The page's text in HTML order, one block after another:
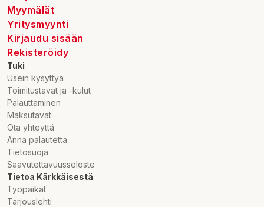
Myymälät
Yritysmyynti
Kirjaudu sisään
Rekisteröidy
Tuki
Usein kysyttyä
Toimitustavat ja -kulut
Palauttaminen
Maksutavat
Ota yhteyttä
Anna palautetta
Tietosuoja
Saavutettavuusseloste
Tietoa Kärkkäisestä
Työpaikat
Tarjouslehti